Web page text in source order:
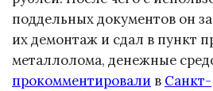
поддельных документов он
их демонтаж и сдал в пункт
металлолома, денежные
прокомментировали в Санкт-